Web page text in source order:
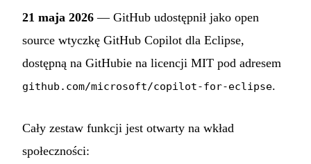
21 maja 2026 — GitHub udostępnił jako open
source wtyczkę GitHub Copilot dla Eclipse,
dostępną na GitHubie na licencji MIT pod adresem
github.com/microsoft/copilot-for-eclipse.
Cały zestaw funkcji jest otwarty na wkład
społeczności: